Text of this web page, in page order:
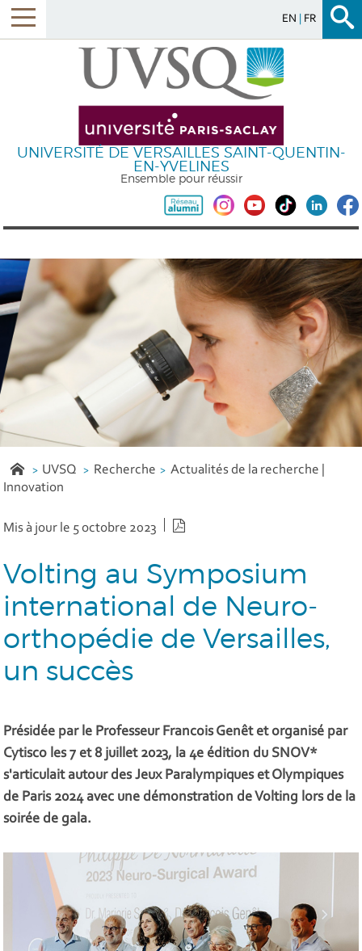
EN FR
UNIVERSITÉ DE VERSAILLES SAINT-QUENTIN-
EN-YVELINES
Ensemble pour réussir
UVSQ Recherche
Actualités de la recherche |
Innovation
Mis à jour le 5 octobre 2023
Volting au Symposium
international de Neuro-
orthopédie de Versailles,
un succès
Présidée par le Professeur Francois Genêt et organisé par
Cytisco les 7 et 8 juillet 2023, la 4e édition du SNOV*
s'articulait autour des Jeux Paralympiques et Olympiques
de Paris 2024 avec une démonstration de Volting lors de la
soirée de gala.